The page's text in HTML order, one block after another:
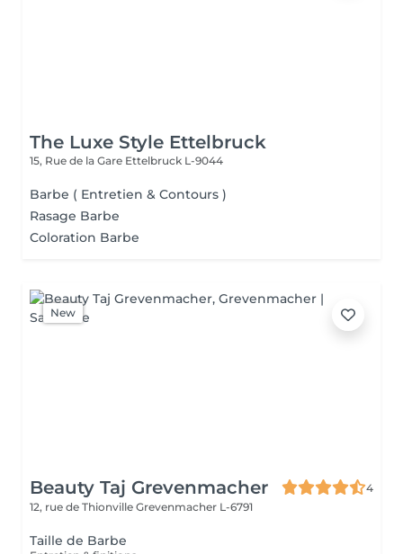
The Luxe Style Ettelbruck
15, Rue de la Gare Ettelbruck L-9044
Barbe ( Entretien & Contours )
Rasage Barbe
Coloration Barbe
New
Beauty Taj Grevenmacher
4
12, rue de Thionville Grevenmacher L-6791
Taille de Barbe